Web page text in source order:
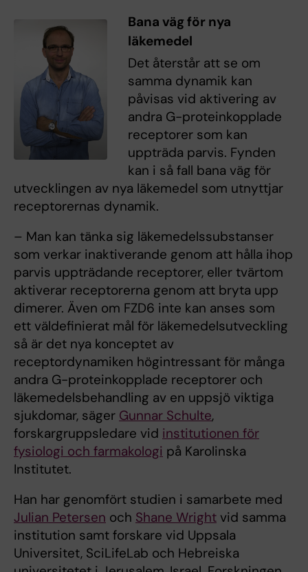
Bana väg för nya
läkemedel
Det återstår att se om
samma dynamik kan
påvisas vid aktivering av
andra G-proteinkopplade
receptorer som kan
uppträda parvis. Fynden
kan i så fall bana väg för
utvecklingen av nya läkemedel som utnyttjar
receptorernas dynamik.
– Man kan tänka sig läkemedelssubstanser
som verkar inaktiverande genom att hålla ihop
parvis uppträdande receptorer, eller tvärtom
aktiverar receptorerna genom att bryta upp
dimerer. Även om FZD6 inte kan anses som
ett väldefinierat mål för läkemedelsutveckling
så är det nya konceptet av
receptordynamiken högintressant för många
andra G-proteinkopplade receptorer och
läkemedelsbehandling av en uppsjö viktiga
sjukdomar, säger Gunnar Schulte,
forskargruppsledare vid institutionen för
fysiologi och farmakologi på Karolinska
Institutet.
Han har genomfört studien i samarbete med
Julian Petersen och Shane Wright vid samma
institution samt forskare vid Uppsala
Universitet, SciLifeLab och Hebreiska